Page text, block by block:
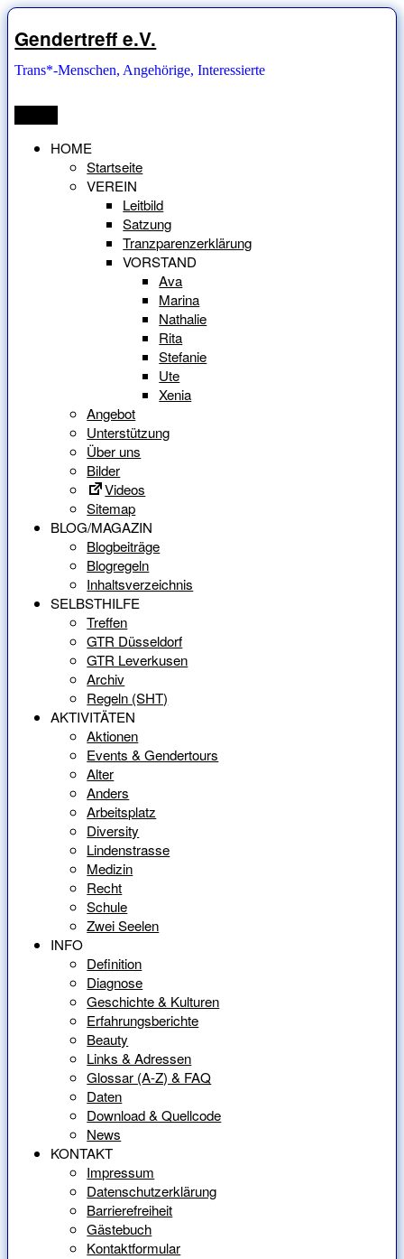
Zum
Inhalt
springen
Gendertreff e.V.
Trans*-Menschen, Angehörige, Interessierte
HOME
Startseite
VEREIN
Leitbild
Satzung
Tranzparenzerklärung
VORSTAND
Ava
Marina
Nathalie
Rita
Stefanie
Ute
Xenia
Angebot
Unterstützung
Über uns
Bilder
Videos
Sitemap
BLOG/MAGAZIN
Blogbeiträge
Blogregeln
Inhaltsverzeichnis
SELBSTHILFE
Treffen
GTR Düsseldorf
GTR Leverkusen
Archiv
Regeln (SHT)
AKTIVITÄTEN
Aktionen
Events & Gendertours
Alter
Anders
Arbeitsplatz
Diversity
Lindenstrasse
Medizin
Recht
Schule
Zwei Seelen
INFO
Definition
Diagnose
Geschichte & Kulturen
Erfahrungsberichte
Beauty
Links & Adressen
Glossar (A-Z) & FAQ
Daten
Download & Quellcode
News
KONTAKT
Impressum
Datenschutzerklärung
Barrierefreiheit
Gästebuch
Kontaktformular